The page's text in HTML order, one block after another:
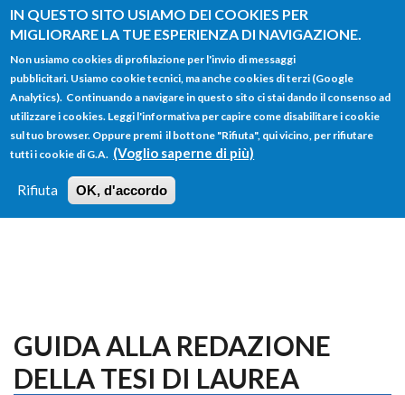
IN QUESTO SITO USIAMO DEI COOKIES PER
MIGLIORARE LA TUE ESPERIENZA DI NAVIGAZIONE.
Non usiamo cookies di profilazione per l'invio di messaggi
pubblicitari. Usiamo cookie tecnici, ma anche cookies di terzi (Google
Analytics). Continuando a navigare in questo sito ci stai dando il consenso ad
utilizzare i cookies. Leggi l'informativa per capire come disabilitare i cookie
sul tuo browser. Oppure premi il bottone "Rifiuta", qui vicino, per rifiutare
tutti i cookie di G.A. (Voglio saperne di più)
Rifiuta OK, d'accordo
Salta al contenuto principale
FORM
DI
RICERCA
Main menu
HOME TUTTI I PROFILI
LOGIN
GUIDA ALLA REDAZIONE
DELLA TESI DI LAUREA